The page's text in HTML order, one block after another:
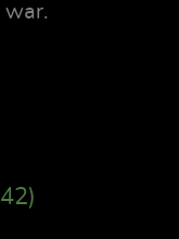
war.